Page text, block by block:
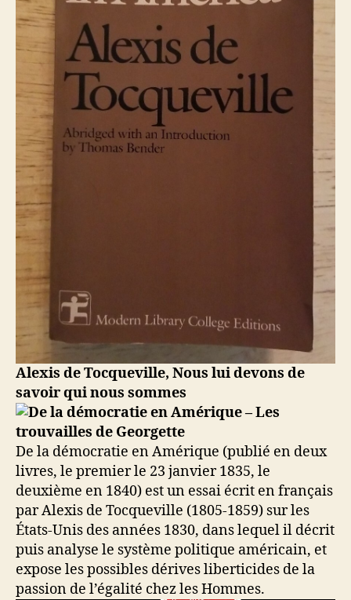
Alexis de Tocqueville, Nous lui devons de
savoir qui nous sommes
De la démocratie en Amérique (publié en deux
livres, le premier le 23 janvier 1835, le
deuxième en 1840) est un essai écrit en français
par Alexis de Tocqueville (1805-1859) sur les
États-Unis des années 1830, dans lequel il décrit
puis analyse le système politique américain, et
expose les possibles dérives liberticides de la
passion de l’égalité chez les Hommes.